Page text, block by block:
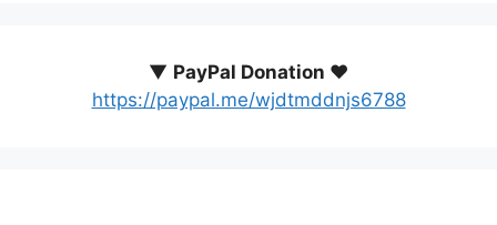
▼ PayPal Donation ♥️
https://paypal.me/wjdtmddnjs6788